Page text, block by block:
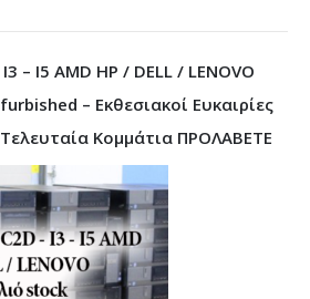
– I5 AMD HP / DELL / LENOVO
– Εκθεσιακοί Ευκαιρίες
Κομμάτια ΠΡΟΛΑΒΕΤΕ